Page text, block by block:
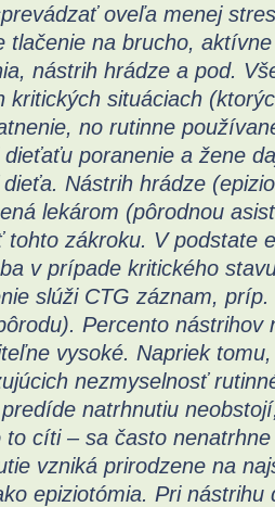
oveľa menej
tlačenie na brucho,
nástrih hrádze a pod.
kritických situáciach
no rutinne
dieťaťu poranenie a žene
Nástrih hrádze
lekárom (pôrodnou
tohto zákroku. V podstate
v prípade kritického
slúži CTG záznam,
Percento nástrihov
vysoké. Napriek
nezmyselnosť
natrhnutiu
to cíti – sa často
vzniká prirodzene na
epiziotómia. Pri